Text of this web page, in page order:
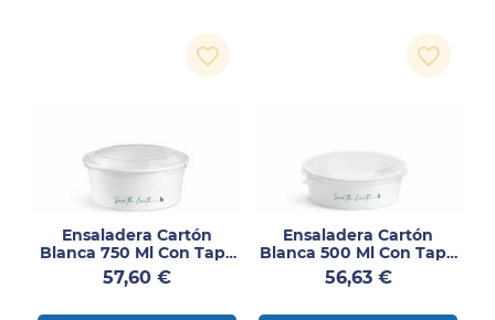
Ensaladera Cartón
Blanca 750 Ml Con Tapa
RPET 200 Uds
Precio
57,60 €
favorite_border
Ensaladera Cartón
Blanca 500 Ml Con Tapa
RPET 200 Uds
Precio
56,63 €
favorite_border